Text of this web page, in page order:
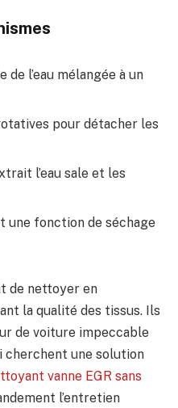
de l’eau mélangée à un
pour détacher les
l’eau sale et les
fonction de séchage
de nettoyer en
la qualité des tissus. Ils
de voiture impeccable
cherchent une solution
vanne EGR sans
l’entretien